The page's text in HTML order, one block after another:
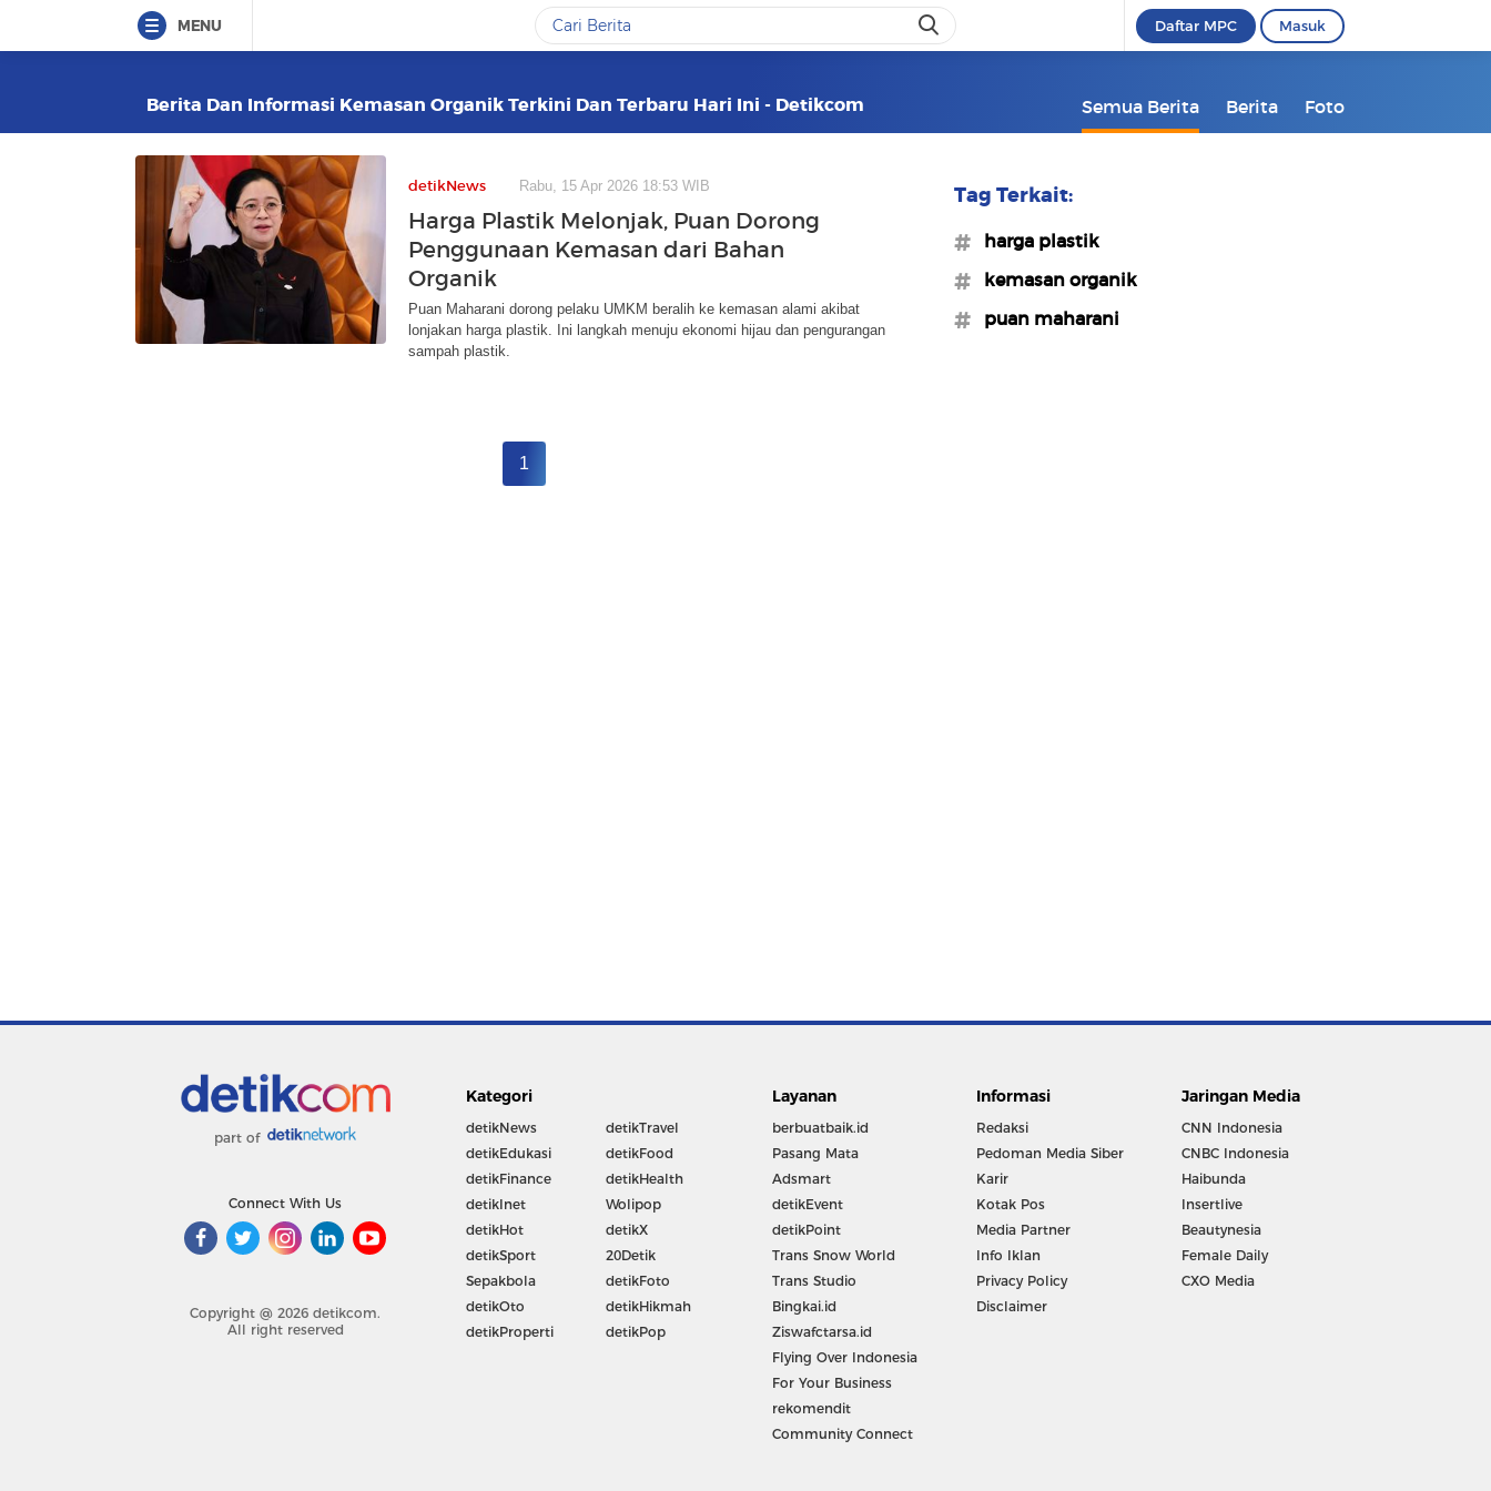
MENU Daftar MPC Masuk
Berita Dan Informasi Kemasan Organik Terkini Dan Terbaru Hari Ini - Detikcom Semua Berita Berita Foto
detikNews Rabu, 15 Apr 2026 18:53 WIB
Harga Plastik Melonjak, Puan Dorong
Penggunaan Kemasan dari Bahan
Organik
Puan Maharani dorong pelaku UMKM beralih ke kemasan alami akibat
lonjakan harga plastik. Ini langkah menuju ekonomi hijau dan pengurangan
sampah plastik.
1
Tag Terkait:
#harga plastik
#kemasan organik
#puan maharani
part of
Connect With Us
Copyright @ 2026 detikcom.
All right reserved
Kategori
detikNews
detikEdukasi
detikFinance
detikInet
detikHot
detikSport
Sepakbola
detikOto
detikProperti
detikTravel
detikFood
detikHealth
Wolipop
detikX
20Detik
detikFoto
detikHikmah
detikPop
Layanan
berbuatbaik.id
Pasang Mata
Adsmart
detikEvent
detikPoint
Trans Snow World
Trans Studio
Bingkai.id
Ziswafctarsa.id
Flying Over Indonesia
For Your Business
rekomendit
Community Connect
Informasi
Redaksi
Pedoman Media Siber
Karir
Kotak Pos
Media Partner
Info Iklan
Privacy Policy
Disclaimer
Jaringan Media
CNN Indonesia
CNBC Indonesia
Haibunda
Insertlive
Beautynesia
Female Daily
CXO Media